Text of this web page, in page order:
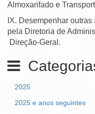
Almoxarifado e
IX. Desempenhar
pela Diretoria de
Direção-Geral.
2025
2025 e anos seguintes